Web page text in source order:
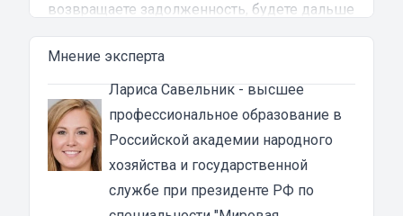
возвращаете задолженность, будете дальше
пользоваться транспортным средством, но
не сможете его продать или обменять.
Кому выдают займы под залог ПТС
мотоцикла
Мотоломбард рассматривает онлайн-заявки
от граждан РФ в возрасте от 21 года. При
рассмотрении заявки не учитывается
кредитная история клиента, происхождение
Мнение эксперта
Лариса Савельник- высшее
профессиональное образование в
Российской академии народного
хозяйства и государственной
службе при президенте РФ по